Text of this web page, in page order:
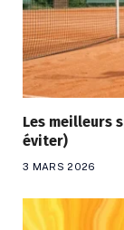
Les meilleurs
éviter)
3 MARS 2026